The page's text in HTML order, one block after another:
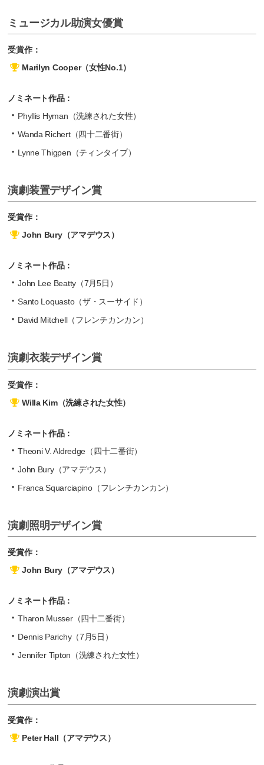
ミュージカル助演女優賞
受賞作：
Marilyn Cooper（女性No.1）
ノミネート作品：
Phyllis Hyman（洗練された女性）
Wanda Richert（四十二番街）
Lynne Thigpen（ティンタイプ）
演劇装置デザイン賞
受賞作：
John Bury（アマデウス）
ノミネート作品：
John Lee Beatty（7月5日）
Santo Loquasto（ザ・スーサイド）
David Mitchell（フレンチカンカン）
演劇衣装デザイン賞
受賞作：
Willa Kim（洗練された女性）
ノミネート作品：
Theoni V. Aldredge（四十二番街）
John Bury（アマデウス）
Franca Squarciapino（フレンチカンカン）
演劇照明デザイン賞
受賞作：
John Bury（アマデウス）
ノミネート作品：
Tharon Musser（四十二番街）
Dennis Parichy（7月5日）
Jennifer Tipton（洗練された女性）
演劇演出賞
受賞作：
Peter Hall（アマデウス）